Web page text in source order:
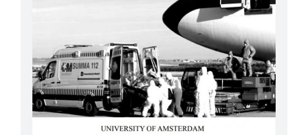
PERSONAS
MIGRANTES